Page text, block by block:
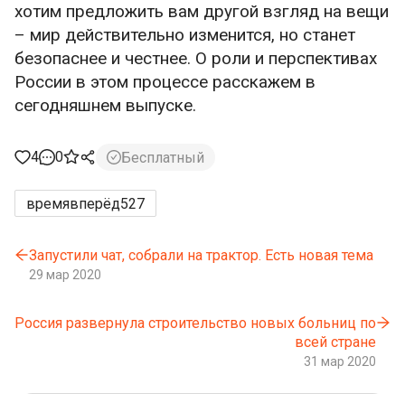
хотим предложить вам другой взгляд на вещи
– мир действительно изменится, но станет
безопаснее и честнее. О роли и перспективах
России в этом процессе расскажем в
сегодняшнем выпуске.
4 0 Бесплатный
времявперёд527
Запустили чат, собрали на трактор. Есть новая тема
29 мар 2020
Россия развернула строительство новых больниц по
всей стране
31 мар 2020